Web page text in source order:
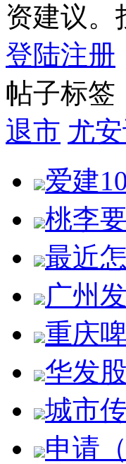
资建议。
登陆注册
帖子标签
退市 尤
爱建
桃李
最近
广州
重庆
华发
城市
申请